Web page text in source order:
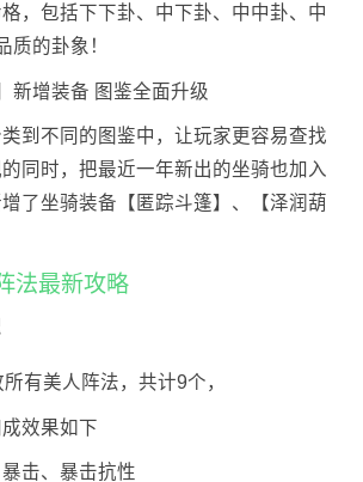
，包括下下卦、中下卦、中中卦、中
质的卦象！
新增装备 图鉴全面升级
到不同的图鉴中，让玩家更容易查找
同时，把最近一年新出的坐骑也加入
增了坐骑装备【匿踪斗篷】、【泽润葫
法最新攻略
有美人阵法，共计9个，
效果如下
击、暴击抗性